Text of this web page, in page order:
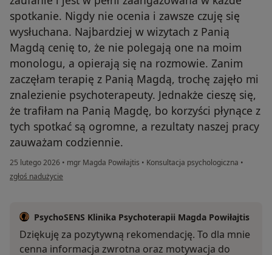
spotkanie. Nigdy nie ocenia i zawsze czuję się
wysłuchana. Najbardziej w wizytach z Panią
Magdą cenię to, że nie polegają one na moim
monologu, a opierają się na rozmowie. Zanim
zaczęłam terapię z Panią Magdą, trochę zajęło mi
znalezienie psychoterapeuty. Jednakże cieszę się,
że trafiłam na Panią Magdę, bo korzyści płynące z
tych spotkać są ogromne, a rezultaty naszej pracy
zauważam codziennie.
25 lutego 2026 • mgr Magda Powiłajtis • Konsultacja psychologiczna •
w opinii użytkownika B. S.
zgłoś nadużycie
PsychoSENS Klinika Psychoterapii Magda Powiłajtis
Dziękuję za pozytywną rekomendację. To dla mnie
cenna informacja zwrotna oraz motywacja do